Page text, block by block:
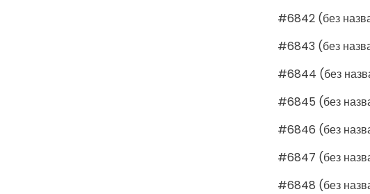
#6842 (без
#6843 (без
#6844 (без
#6845 (без
#6846 (без
#6847 (без
#6848 (без